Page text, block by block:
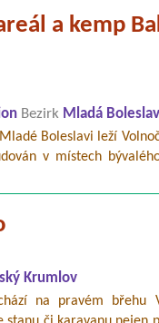
a kemp
Bezirk Mladá Boleslav
Boleslavi leží
v místech
Krumlov
na pravém břehu